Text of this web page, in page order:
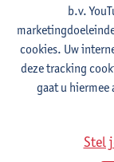
Meer over
b.v.
cookies. Uw
deze tracking
gaat u hiermee
Stel